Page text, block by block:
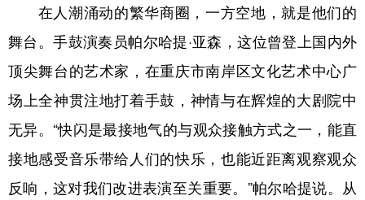
多语种频道
English Español Français عربى
Deutsch Português
在人潮涌动的繁华商圈，一方空地，就是他们的
舞台。手鼓演奏员帕尔哈提·亚森，这位曾登上国内外
顶尖舞台的艺术家，在重庆市南岸区文化艺术中心广
场上全神贯注地打着手鼓，神情与在辉煌的大剧院中
无异。“快闪是最接地气的与观众接触方式之一，能直
接地感受音乐带给人们的快乐，也能近距离观察观众
反响，这对我们改进表演至关重要。”帕尔哈提说。从